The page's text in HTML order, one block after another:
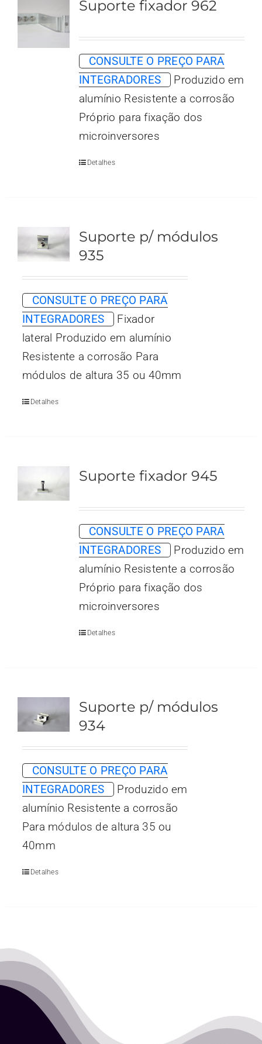
Suporte fixador 962
CONSULTE O PREÇO PARA
INTEGRADORES
Produzido em
alumínio Resistente a corrosão
Próprio para fixação dos
microinversores
Detalhes
Suporte p/ módulos
935
CONSULTE O PREÇO PARA
INTEGRADORES
Fixador
lateral Produzido em alumínio
Resistente a corrosão Para
módulos de altura 35 ou 40mm
Detalhes
Suporte fixador 945
CONSULTE O PREÇO PARA
INTEGRADORES
Produzido em
alumínio Resistente a corrosão
Próprio para fixação dos
microinversores
Detalhes
Suporte p/ módulos
934
CONSULTE O PREÇO PARA
INTEGRADORES
Produzido em
alumínio Resistente a corrosão
Para módulos de altura 35 ou
40mm
Detalhes